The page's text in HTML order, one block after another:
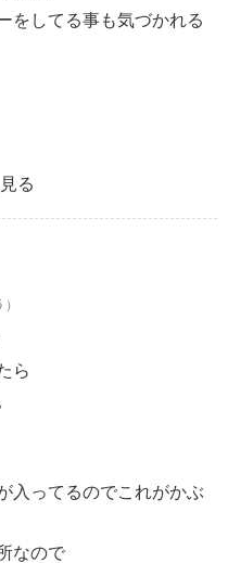
をしてる事も気づかれる
る
ら
入ってるのでこれがかぶ
なので